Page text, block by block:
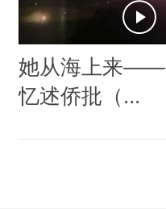
她从海上来——
忆述侨批（...